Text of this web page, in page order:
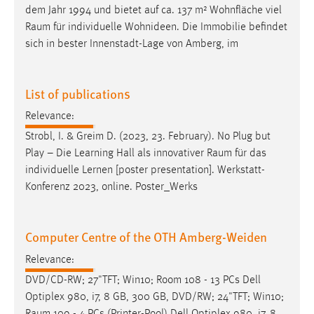
dem Jahr 1994 und bietet auf ca. 137 m² Wohnfläche viel
Raum für individuelle Wohnideen. Die Immobilie befindet
sich in bester Innenstadt-Lage von Amberg, im
List of publications
Relevance:
Strobl, I. & Greim D. (2023, 23. February). No Plug but
Play – Die Learning Hall als innovativer Raum für das
individuelle Lernen [poster presentation]. Werkstatt-
Konferenz 2023, online. Poster_Werks
Computer Centre of the OTH Amberg-Weiden
Relevance:
DVD/CD-RW; 27"TFT; Win10; Room 108 - 13 PCs Dell
Optiplex 980, i7, 8 GB, 300 GB, DVD/RW; 24"TFT; Win10;